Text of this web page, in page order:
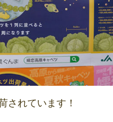
されています！